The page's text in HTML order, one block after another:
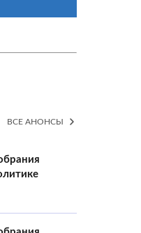
ВСЕ АНОНСЫ